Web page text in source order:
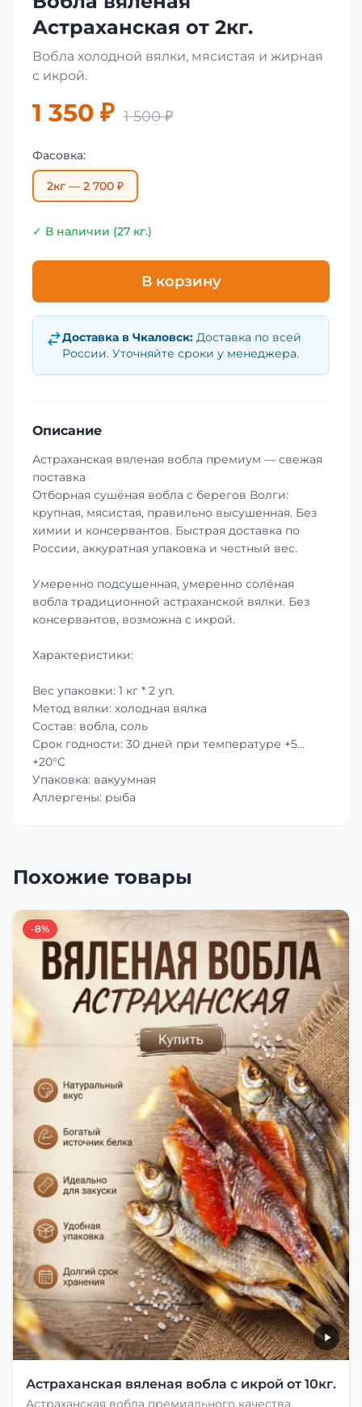
Астраханская от 2кг.
Вобла холодной вялки, мясистая и жирная
с икрой.
1 350 ₽ 1 500 ₽
Фасовка:
2кг — 2 700 ₽
✓ В наличии (27 кг.)
В корзину
Доставка в Чкаловск: Доставка по всей
России. Уточняйте сроки у менеджера.
Описание
Астраханская вяленая вобла премиум — свежая
поставка
Отборная сушёная вобла с берегов Волги:
крупная, мясистая, правильно высушенная. Без
химии и консервантов. Быстрая доставка по
России, аккуратная упаковка и честный вес.
Умеренно подсушенная, умеренно солёная
вобла традиционной астраханской вялки. Без
консервантов, возможна с икрой.
Характеристики:
Вес упаковки: 1 кг * 2 уп.
Метод вялки: холодная вялка
Состав: вобла, соль
Срок годности: 30 дней при температуре +5…
+20°C
Упаковка: вакуумная
Аллергены: рыба
Похожие товары
-8%
Астраханская вяленая вобла с икрой от 10кг.
Астраханская вобла премиального качества